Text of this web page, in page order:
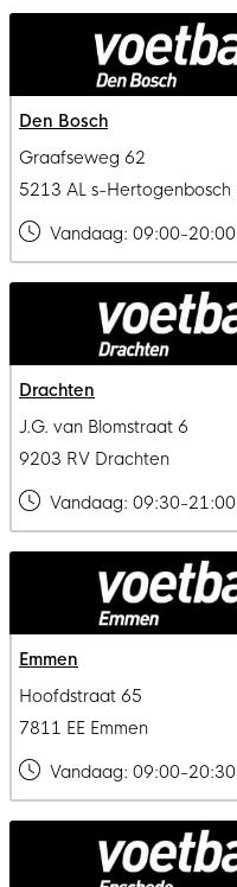
Den Bosch
Graafseweg 62
5213 AL s-Hertogenbosch
Vandaag: 09:00-20:00
Drachten
J.G. van Blomstraat 6
9203 RV Drachten
Vandaag: 09:30-21:00
Emmen
Hoofdstraat 65
7811 EE Emmen
Vandaag: 09:00-20:30